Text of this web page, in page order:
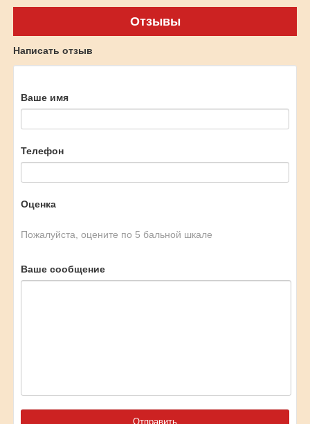
Отзывы
Написать отзыв
Ваше имя
Телефон
Оценка
Пожалуйста, оцените по 5 бальной шкале
Ваше сообщение